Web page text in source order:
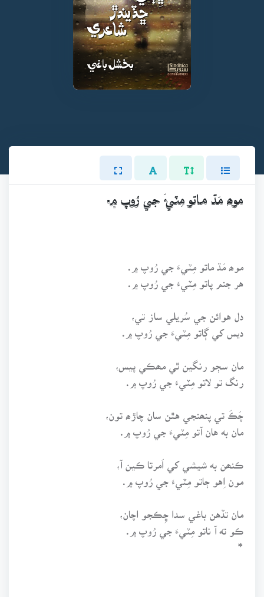
موھ مَڌ ماتو مِٽيءَ جي رُوپ ۾.
موھ مَڌ ماتو مِٽيءَ جي رُوپ ۾.
هر جنم پاتو مِٽيءَ جي رُوپ ۾.
دل هوائن جي سُريلي ساز تي،
ديس کي ڳاتو مِٽيءَ جي رُوپ ۾.
مان سڄو رنگين ٿي مھڪي پيس،
رنگ تو لاتو مِٽيءَ جي رُوپ ۾.
چَڪَ تي پنھنجي هٿن سان چاڙھ تون،
مان به هان آتو مِٽيءَ جي رُوپ ۾.
ڪنھن به شيشي کي اَمرتا ڪين آ،
مون اِهو ڄاتو مِٽيءَ جي رُوپ ۾.
مان تڏهن باغي سدا ڇِڪجو اچان،
ڪو ته آ ناتو مِٽيءَ جي رُوپ ۾.
*